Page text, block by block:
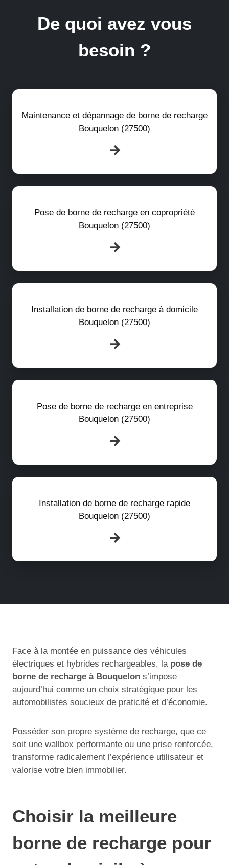
De quoi avez vous
besoin ?
Maintenance et dépannage de borne de recharge
Bouquelon (27500)
Pose de borne de recharge en copropriété
Bouquelon (27500)
Installation de borne de recharge à domicile
Bouquelon (27500)
Pose de borne de recharge en entreprise
Bouquelon (27500)
Installation de borne de recharge rapide
Bouquelon (27500)
Face à la montée en puissance des véhicules
électriques et hybrides rechargeables, la pose de
borne de recharge à Bouquelon s’impose
aujourd’hui comme un choix stratégique pour les
automobilistes soucieux de praticité et d’économie.
Posséder son propre système de recharge, que ce
soit une wallbox performante ou une prise renforcée,
transforme radicalement l’expérience utilisateur et
valorise votre bien immobilier.
Choisir la meilleure
borne de recharge pour